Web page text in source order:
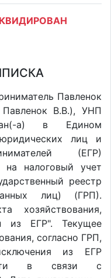
Павленок
В.В.), УНП
а) в Едином
юридических лиц и
(ЕГР)
на налоговый учет
реестр
лиц) (ГРП).
хозяйствования,
из ЕГР". Текущее
согласно ГРП,
из ЕГР
в связи с